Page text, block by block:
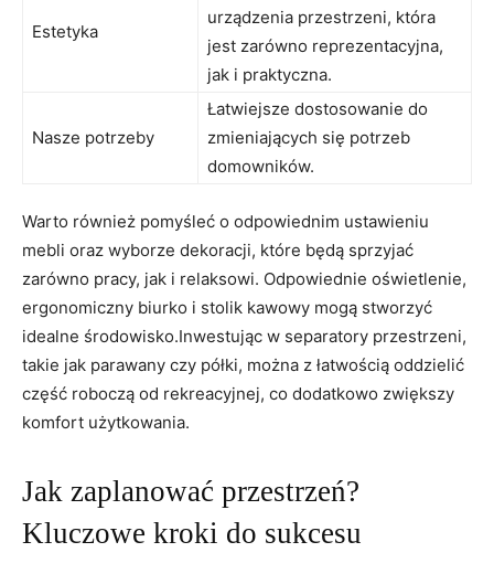
Estetyka
urządzenia przestrzeni, która
jest zarówno reprezentacyjna,
jak i praktyczna.
Nasze potrzeby
Łatwiejsze dostosowanie do
zmieniających się potrzeb
domowników.
Warto również pomyśleć o odpowiednim ustawieniu
mebli oraz wyborze dekoracji, które będą sprzyjać
zarówno pracy, jak i relaksowi. Odpowiednie oświetlenie,
ergonomiczny biurko i stolik kawowy mogą stworzyć
idealne środowisko.Inwestując w separatory przestrzeni,
takie jak parawany czy półki, można z łatwością oddzielić
część roboczą od rekreacyjnej, co dodatkowo zwiększy
komfort użytkowania.
Jak zaplanować przestrzeń?
Kluczowe kroki do sukcesu